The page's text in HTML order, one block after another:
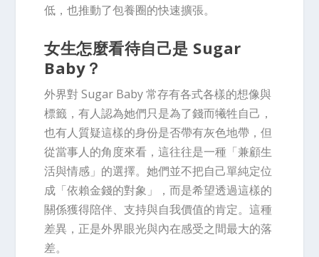
低，也推動了包養圈的快速擴張。
女生怎麼看待自己是 Sugar
Baby？
外界對 Sugar Baby 常存有各式各樣的想像與
標籤，有人認為她們只是為了錢而犧牲自己，
也有人質疑這樣的身份是否帶有灰色地帶，但
從當事人的角度來看，這往往是一種「兼顧生
活與情感」的選擇。她們並不把自己單純定位
成「依賴金錢的對象」，而是希望透過這樣的
關係獲得陪伴、支持與自我價值的肯定。這種
差異，正是外界眼光與內在感受之間最大的落
差。